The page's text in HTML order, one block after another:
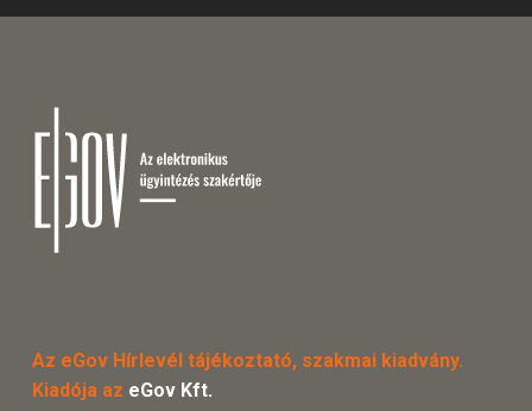
Az eGov Hírlevél tájékoztató, szakmai kiadvány.
Kiadója az eGov Kft.